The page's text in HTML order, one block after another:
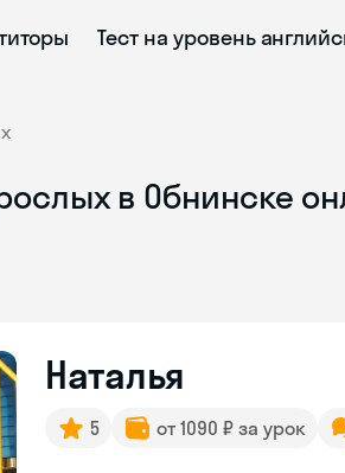
Тест на уровень
в Обнинске
Наталья
5 от 1090 ₽ за урок